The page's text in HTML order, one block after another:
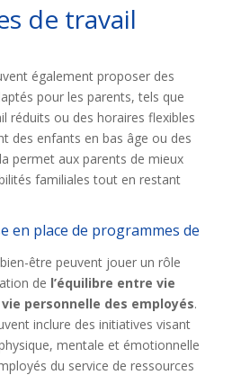
de travail
également proposer des
pour les parents, tels que
réduits ou des horaires flexibles
des enfants en bas âge ou des
permet aux parents de mieux
familiales tout en restant
en place de programmes de
être peuvent jouer un rôle
de l’équilibre entre vie
personnelle des employés.
inclure des initiatives visant
mentale et émotionnelle
du service de ressources